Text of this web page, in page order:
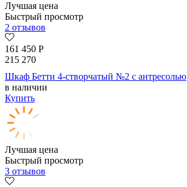
Лучшая цена
Быстрый просмотр
2 отзывов
161 450 Р
215 270
Шкаф Бетти 4-створчатый №2 с антресолью
в наличии
Купить
Лучшая цена
Быстрый просмотр
3 отзывов